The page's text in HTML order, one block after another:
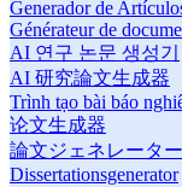
Generador de
Générateur de
AI 연구 논문 생성기
AI 研究論文生成器
Trình tạo bài báo
论文生成器
論文ジェネレーター
Dissertationsgenerator